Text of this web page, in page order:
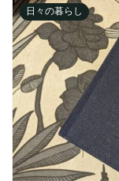
日々の暮らし